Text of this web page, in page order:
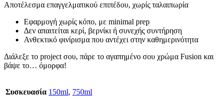
Αποτέλεσμα επαγγελματικού επιπέδου, χωρίς ταλαιπωρία
Εφαρμογή χωρίς κόπο, με minimal prep
Δεν απαιτείται κερί, βερνίκι ή συνεχής συντήρηση
Ανθεκτικό φινίρισμα που αντέχει στην καθημερινότητα
Διάλεξε το project σου, πάρε το αγαπημένο σου χρώμα Fusion και
βάψε το… όμορφα!
Συσκευασία 150ml, 750ml